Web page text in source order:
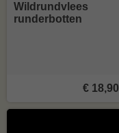
Wildrundvlees
runderbotten
€ 18,90